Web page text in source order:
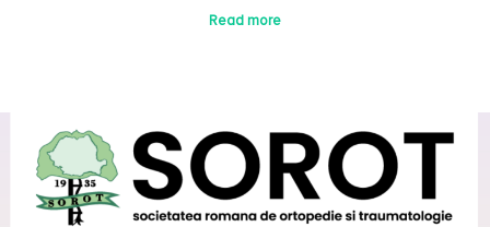
Read more